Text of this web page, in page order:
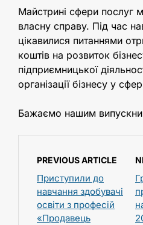
Майстрині сфери послуг
власну справу. Під час
цікавилися питаннями
коштів на розвиток
підприємницької
організації бізнесу у
Бажаємо нашим
PREVIOUS ARTICLE
Приступили до
навчання здобувачі
освіти з професій
«Продавець